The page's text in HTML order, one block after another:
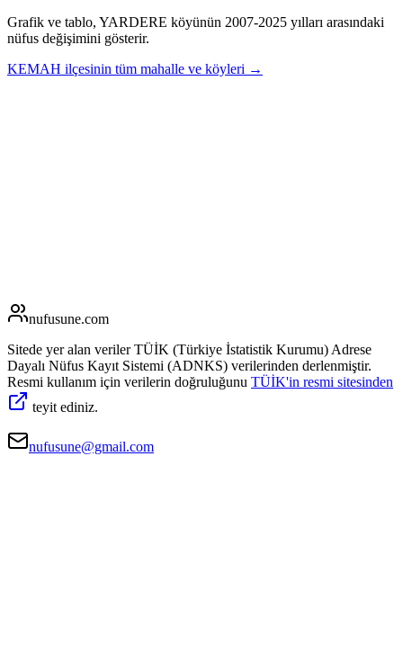
Grafik ve tablo, YARDERE köyünün 2007-2025 yılları arasındaki
nüfus değişimini gösterir.
KEMAH ilçesinin tüm mahalle ve köyleri →
nufusune.com
Sitede yer alan veriler TÜİK (Türkiye İstatistik Kurumu) Adrese
Dayalı Nüfus Kayıt Sistemi (ADNKS) verilerinden derlenmiştir.
Resmi kullanım için verilerin doğruluğunu TÜİK'in resmi sitesinden
teyit ediniz.
nufusune@gmail.com